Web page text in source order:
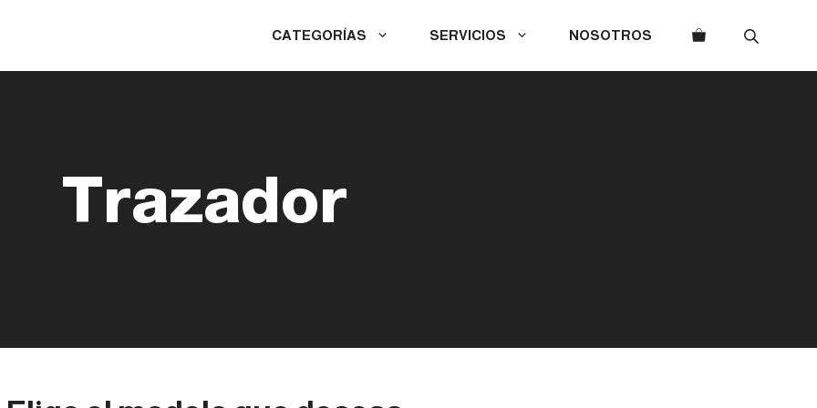
CATEGORÍAS SERVICIOS NOSOTROS
Trazador